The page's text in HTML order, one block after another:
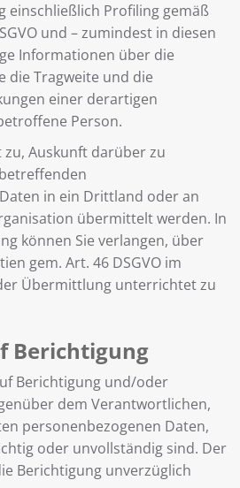
einschließlich Profiling gemäß
und – zumindest in diesen
Informationen über die
die Tragweite und die
einer derartigen
Person.
zu, Auskunft darüber zu
in ein Drittland oder an
übermittelt werden. In
können Sie verlangen, über
gem. Art. 46 DSGVO im
Übermittlung unterrichtet zu
Berichtigung und/oder
dem Verantwortlichen,
personenbezogenen Daten,
oder unvollständig sind. Der
Berichtigung unverzüglich